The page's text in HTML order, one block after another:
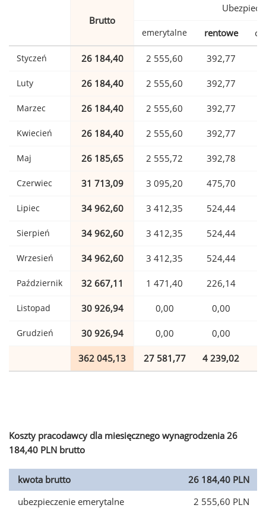
Brutto
emerytalne rentowe
Styczeń 26 184,40 2 555,60 392,77
Luty 26 184,40 2 555,60 392,77
Marzec 26 184,40 2 555,60 392,77
Kwiecień 26 184,40 2 555,60 392,77
Maj 26 185,65 2 555,72 392,78
Czerwiec 31 713,09 3 095,20 475,70
Lipiec 34 962,60 3 412,35 524,44
Sierpień 34 962,60 3 412,35 524,44
Wrzesień 34 962,60 3 412,35 524,44
Październik 32 667,11 1 471,40 226,14
Listopad 30 926,94 0,00 0,00
Grudzień 30 926,94 0,00 0,00
362 045,13 27 581,77 4 239,02
Koszty pracodawcy dla miesięcznego wynagrodzenia 26
184,40 PLN brutto
kwota brutto
26 184,40 PLN
ubezpieczenie emerytalne
2 555,60 PLN